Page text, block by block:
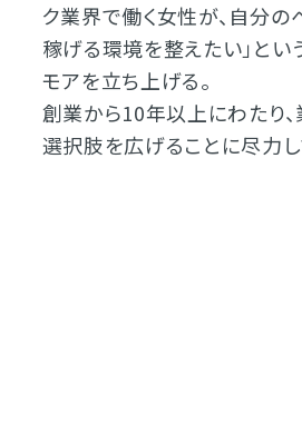
ク業界で働く女性が、自分の
稼げる環境を整えたい」とい
モアを立ち上げる。
創業から10年以上にわたり
選択肢を広げることに尽力し